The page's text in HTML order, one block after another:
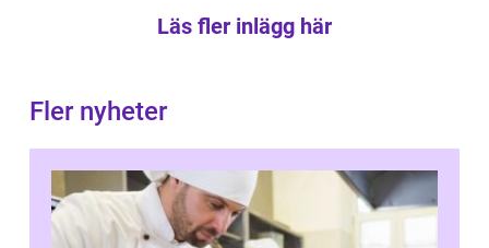
Läs fler inlägg här
Fler nyheter